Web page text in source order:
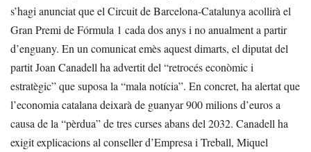
s’hagi anunciat que el Circuit de Barcelona-Catalunya acollirà el
Gran Premi de Fórmula 1 cada dos anys i no anualment a partir
d’enguany. En un comunicat emès aquest dimarts, el diputat del
partit Joan Canadell ha advertit del “retrocés econòmic i
estratègic” que suposa la “mala notícia”. En concret, ha alertat que
l’economia catalana deixarà de guanyar 900 milions d’euros a
causa de la “pèrdua” de tres curses abans del 2032. Canadell ha
exigit explicacions al conseller d’Empresa i Treball, Miquel